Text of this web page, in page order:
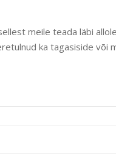
meile teada läbi
ka tagasiside või